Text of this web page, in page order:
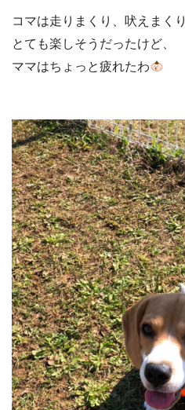
コマは走りまくり、吠えまくり
とても楽しそうだったけど、
ママはちょっと疲れたわ